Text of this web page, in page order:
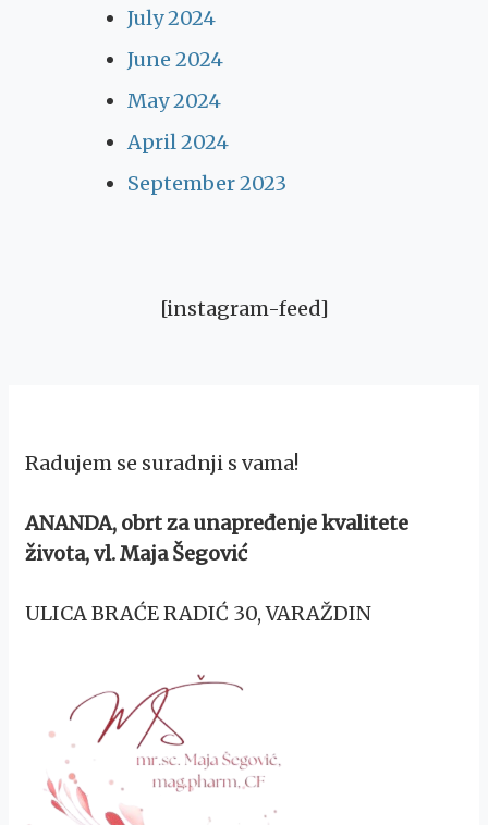
July 2024
June 2024
May 2024
April 2024
September 2023
[instagram-feed]
Radujem se suradnji s vama!
ANANDA, obrt za unapređenje kvalitete
života, vl. Maja Šegović
ULICA BRAĆE RADIĆ 30, VARAŽDIN